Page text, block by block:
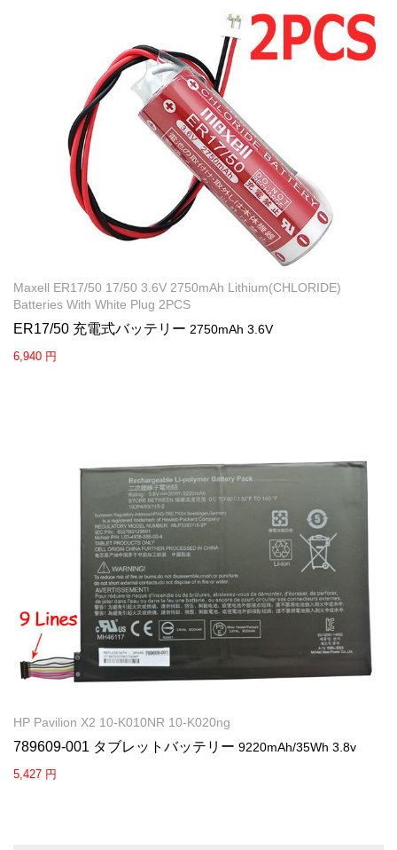
Maxell ER17/50 17/50 3.6V 2750mAh Lithium(CHLORIDE)
Batteries With White Plug 2PCS
ER17/50 充電式バッテリー 2750mAh 3.6V
6,940 円
HP Pavilion X2 10-K010NR 10-K020ng
789609-001 タブレットバッテリー 9220mAh/35Wh 3.8v
5,427 円